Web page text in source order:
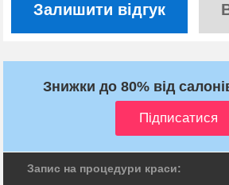
Залишити відгук
Знижки до 80% від
Запис на процедури краси: